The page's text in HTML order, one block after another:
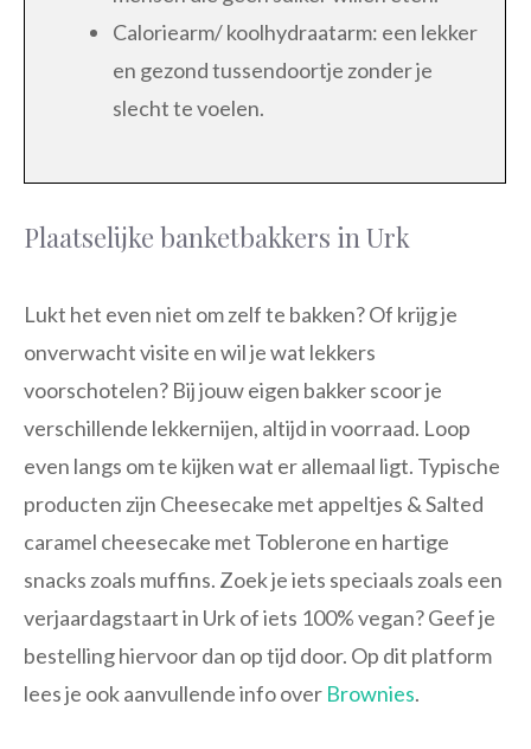
Caloriearm/ koolhydraatarm: een lekker
en gezond tussendoortje zonder je
slecht te voelen.
Plaatselijke banketbakkers in Urk
Lukt het even niet om zelf te bakken? Of krijg je
onverwacht visite en wil je wat lekkers
voorschotelen? Bij jouw eigen bakker scoor je
verschillende lekkernijen, altijd in voorraad. Loop
even langs om te kijken wat er allemaal ligt. Typische
producten zijn Cheesecake met appeltjes & Salted
caramel cheesecake met Toblerone en hartige
snacks zoals muffins. Zoek je iets speciaals zoals een
verjaardagstaart in Urk of iets 100% vegan? Geef je
bestelling hiervoor dan op tijd door. Op dit platform
lees je ook aanvullende info over Brownies.